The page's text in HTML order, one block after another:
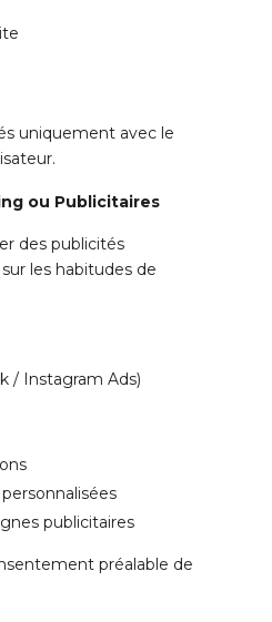
uniquement avec le
ou Publicitaires
des publicités
les habitudes de
/ Instagram Ads)
publicitaires
préalable de